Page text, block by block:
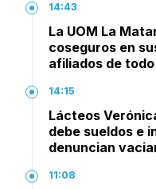
14:43
La UOM La
coseguros en
afiliados de
14:15
Lácteos
debe sueldos e
denuncian
11:08